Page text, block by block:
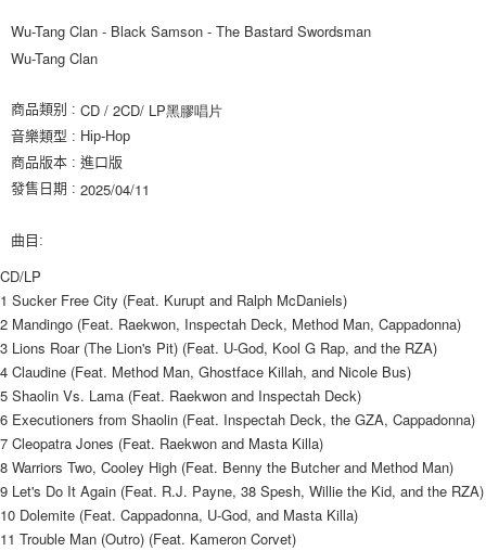
相關說明
【關於「AFTEE先享後付」】
AFTEE先享後付是「在收到商品之後才付款」的支付方式。 讓您購物簡單
１．簡單：不需註冊會員、不需綁卡、不需儲值。
２．便利：只要手機號碼，簡訊認證，即可結帳。
【「AFTEE先享後付」結帳流程】
２．訂單成立數日內，您將收到繳費通知簡訊。
ATM／網路銀行／等多元方式進行付款，方視為交易完成。
※ 請注意：結帳手續完成當下不需立刻繳費，但若您需要取消訂單，請聯絡
購買商品的店家。未經商家同意取消之訂單仍視為有效，需透過AFTEE先享
後付繳納相關費用。
※ 交易是否成功請以「AFTEE先享後付 」之結帳頁面顯示為準，若有關於
是否繳費成功／繳費後需取消欲退款等相關疑問，請聯繫「AFTEE先享後付
客戶支援中心」https://netprotections.freshdesk.com/support/home
【注意事項】
１．透過由恩沛科技股份有限公司提供之「AFTEE先享後付」服務完成之交
權轉讓予恩沛科技股份有限公司。
２．關於個人資料處理事宜，請瀏覽以下網址：
https://aftee.tw/terms/#terms3
ATM付款
運送方式
全家取貨付款
每筆NT$60，滿NT$1,599(含以上)免運費
7-11取貨付款
每筆NT$60，滿NT$1,599(含以上)免運費
付款後7-11取貨
每筆NT$60，滿NT$1,599(含以上)免運費
新竹貨運
每筆NT$90
宅配 (離島)
每筆NT$200
Wu-Tang Clan - Black Samson - The Bastard Swordsman
Wu-Tang Clan
商品類别 : CD / 2CD/ LP黑膠唱片
音樂類型 : Hip-Hop
商品版本 : 進口版
發售日期 : 2025/04/11
曲目:
CD/LP
1 Sucker Free City (Feat. Kurupt and Ralph McDaniels)
2 Mandingo (Feat. Raekwon, Inspectah Deck, Method Man, Cappadonna)
3 Lions Roar (The Lion's Pit) (Feat. U-God, Kool G Rap, and the RZA)
4 Claudine (Feat. Method Man, Ghostface Killah, and Nicole Bus)
5 Shaolin Vs. Lama (Feat. Raekwon and Inspectah Deck)
6 Executioners from Shaolin (Feat. Inspectah Deck, the GZA, Cappadonna)
7 Cleopatra Jones (Feat. Raekwon and Masta Killa)
8 Warriors Two, Cooley High (Feat. Benny the Butcher and Method Man)
9 Let's Do It Again (Feat. R.J. Payne, 38 Spesh, Willie the Kid, and the RZA)
10 Dolemite (Feat. Cappadonna, U-God, and Masta Killa)
11 Trouble Man (Outro) (Feat. Kameron Corvet)